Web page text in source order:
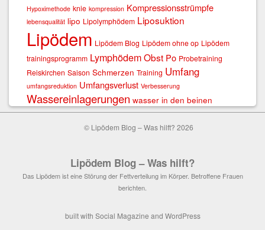
Hypoximethode knie kompression Kompressionsstrümpfe
lebensqualität lipo Lipolymphödem Liposuktion
Lipödem Lipödem Blog Lipödem ohne op Lipödem
trainingsprogramm LymphödemObst Po Probetraining
Reiskirchen Saison Schmerzen Training Umfang
umfangsreduktion Umfangsverlust Verbesserung
Wassereinlagerungen wasser in den beinen
© Lipödem Blog – Was hilft? 2026
Lipödem Blog – Was hilft?
Das Lipödem ist eine Störung der Fettverteilung im Körper. Betroffene Frauen
berichten.
built with Social Magazine and WordPress